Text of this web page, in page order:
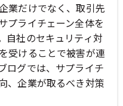
業だけでなく、取引先
プライチェーン全体を
自社のセキュリティ対
受けることで被害が連
ログでは、サプライチ
、企業が取るべき対策